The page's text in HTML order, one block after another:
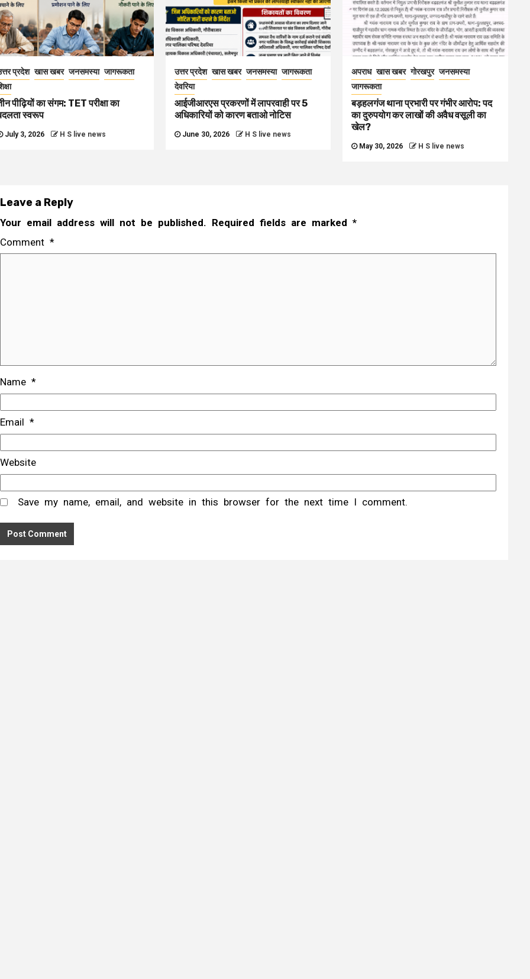
प्रदेश खास खबर जनसमस्या जागरूकता
पीढ़ियों का संगम: TET परीक्षा का
स्वरूप
July 3, 2026 H S live news
उत्तर प्रदेश खास खबर जनसमस्या जागरूकता
देवरिया
आईजीआरएस प्रकरणों में लापरवाही पर 5
अधिकारियों को कारण बताओ नोटिस
June 30, 2026 H S live news
अपराध खास खबर गोरखपुर जनसमस्या
जागरूकता
बड़हलगंज थाना प्रभारी पर गंभीर आरोप: पद
का दुरुपयोग कर लाखों की अवैध वसूली का
खेल?
May 30, 2026 H S live news
Leave a Reply
Your email address will not be published. Required fields are marked *
Comment *
Name *
Email *
Website
Save my name, email, and website in this browser for the next time I comment.